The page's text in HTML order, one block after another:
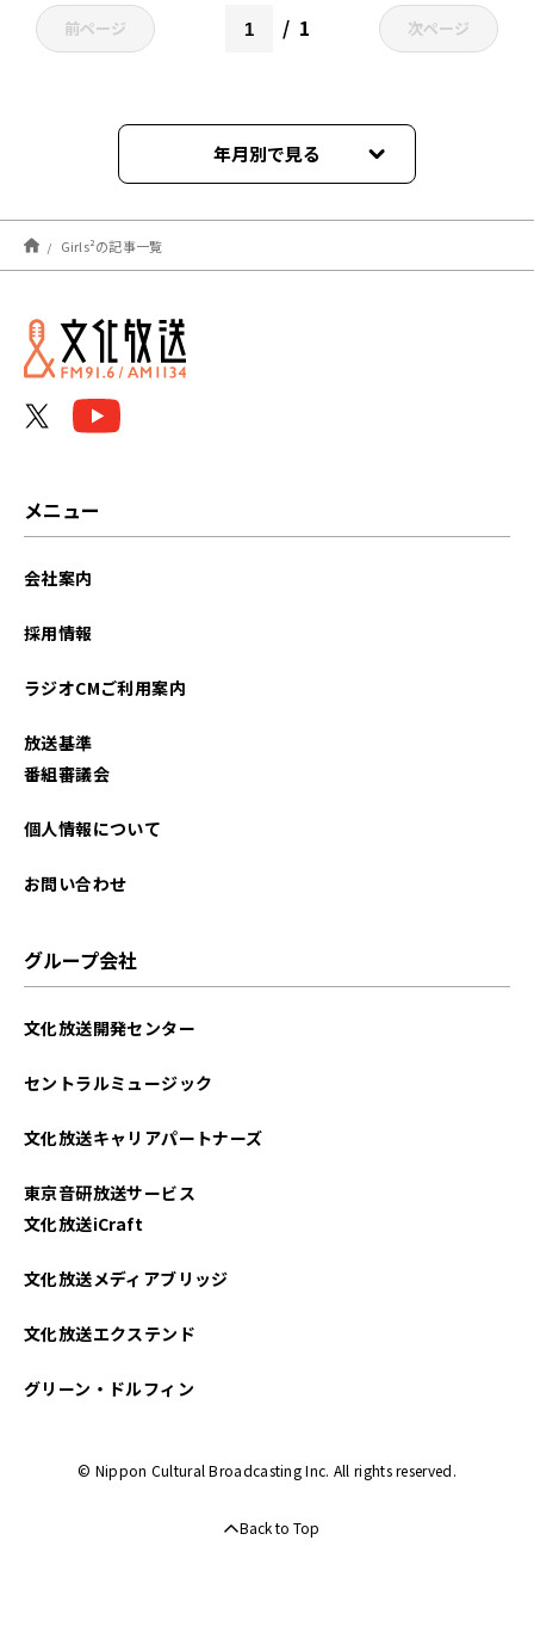
前ページ 1 次ページ
年月別で見る
2026年06月
2026年03月
2025年12月
2024年07月
2024年04月
2023年08月
2023年07月
2023年06月
Girls²の記事一覧
メニュー
会社案内
採用情報
ラジオCMご利用案内
放送基準
番組審議会
個人情報について
お問い合わせ
グループ会社
文化放送開発センター
セントラルミュージック
文化放送キャリアパートナーズ
東京音研放送サービス
文化放送iCraft
文化放送メディアブリッジ
文化放送エクステンド
グリーン・ドルフィン
© Nippon Cultural Broadcasting Inc. All rights reserved.
Back to Top